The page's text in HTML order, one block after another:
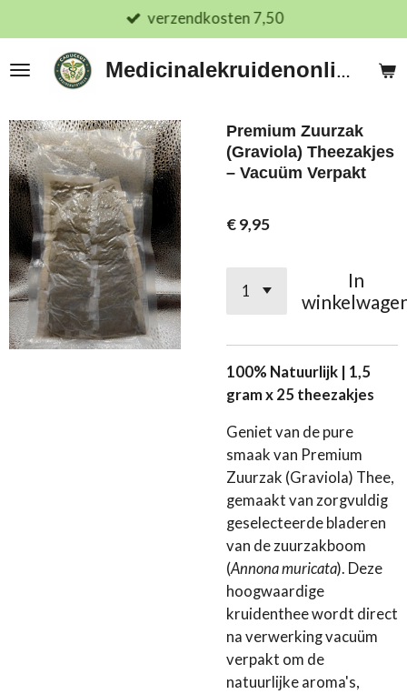
direct
naar
Medicinalekruidenonline.nl
verzendkosten 7,50
Premium Zuurzak
(Graviola) Theezakjes
– Vacuüm Verpakt
€ 9,95
In
100% Natuurlijk | 1,5
gram x 25 theezakjes
Geniet van de pure
smaak van Premium
Zuurzak (Graviola) Thee,
gemaakt van zorgvuldig
geselecteerde bladeren
van de zuurzakboom
(Annona muricata). Deze
hoogwaardige
kruidenthee wordt direct
na verwerking vacuüm
verpakt om de
natuurlijke aroma's,